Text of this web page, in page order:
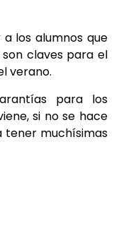
los alumnos que
claves para el
verano.
para los
si no se hace
tener muchísimas